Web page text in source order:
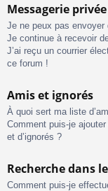
Messagerie privée
Je ne peux pas
Je continue à recevoir
J’ai reçu un courrier
ce forum !
Amis et ignorés
À quoi sert ma liste
Comment puis-je
et d’ignorés ?
Recherche dans
Comment puis-je